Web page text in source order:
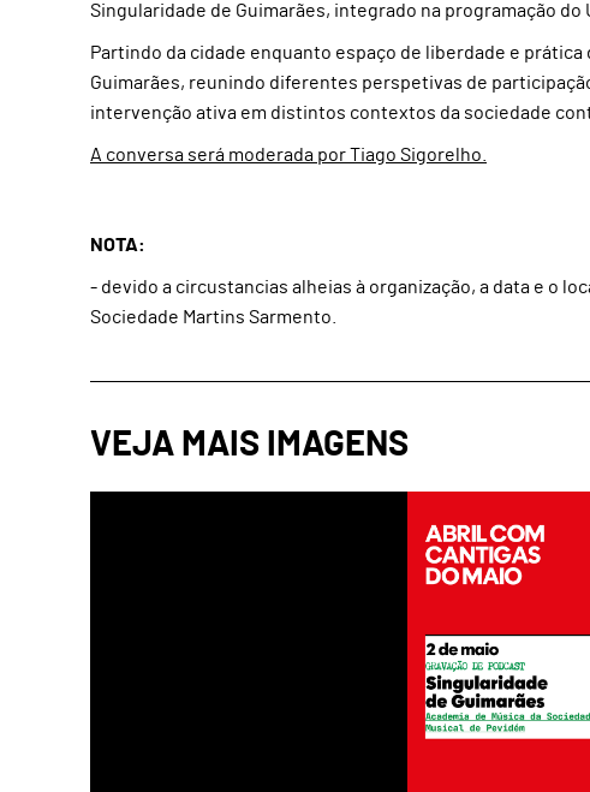
Singularidade de Guimarães, integrado na programação do
Partindo da cidade enquanto espaço de liberdade e
Guimarães, reunindo diferentes perspetivas de
intervenção ativa em distintos contextos da sociedade
A conversa será moderada por Tiago Sigorelho.
NOTA:
- devido a circustancias alheias à organização, a data e o
Sociedade Martins Sarmento.